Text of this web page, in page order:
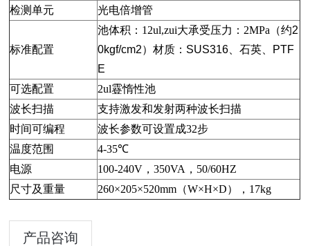
检测单元
光电倍增管
标准配置
池体积：12ul,zui大承受压力：2MPa（约2
0kgf/cm2）材质： SUS316 、石英、 PTF
E
可选配置
2ul霯惰性池
波长扫描
支持激发和发射两种波长扫描
时间可编程
波长参数可设置成32步
温度范围
4-35℃
电源
100-240V ，350VA，50/60HZ
尺寸及重量
260×205×520mm（W×H×D），17kg
产品咨询